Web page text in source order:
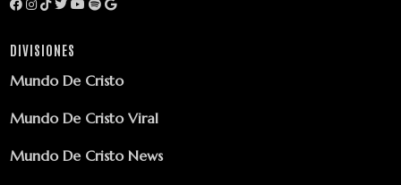
DIVISIONES
Mundo De Cristo
Mundo De Cristo Viral
Mundo De Cristo News